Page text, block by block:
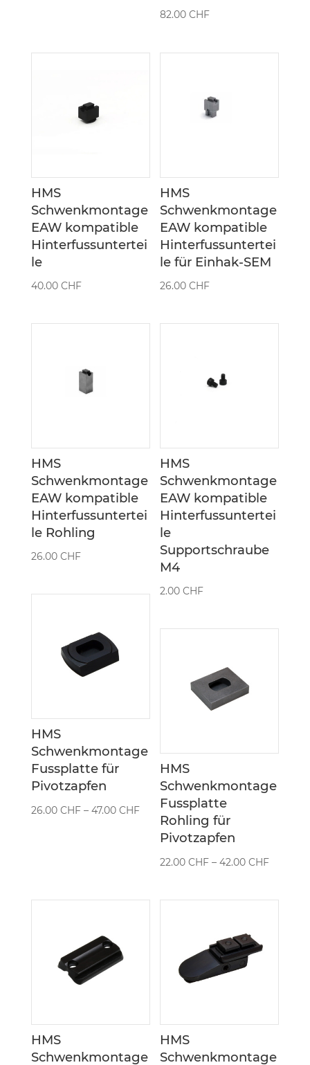
82.00CHF
HMS
Schwenkmontage
EAW kompatible
Hinterfussuntertei
le
40.00 CHF
HMS
Schwenkmontage
EAW kompatible
Hinterfussuntertei
le für Einhak-SEM
26.00CHF
HMS
Schwenkmontage
EAW kompatible
Hinterfussuntertei
le Rohling
26.00 CHF
HMS
Schwenkmontage
EAW kompatible
Hinterfussuntertei
le
Supportschraube
M4
2.00CHF
HMS
Schwenkmontage
Fussplatte für
Pivotzapfen
26.00 CHF – 47.00 CHFPreisspanne:
26.00 CHF
47.00 CHF
HMS
Schwenkmontage
Fussplatte
Rohling für
Pivotzapfen
22.00CHF –42.00CHF
bis
HMS
Schwenkmontage
HMS
Schwenkmontage